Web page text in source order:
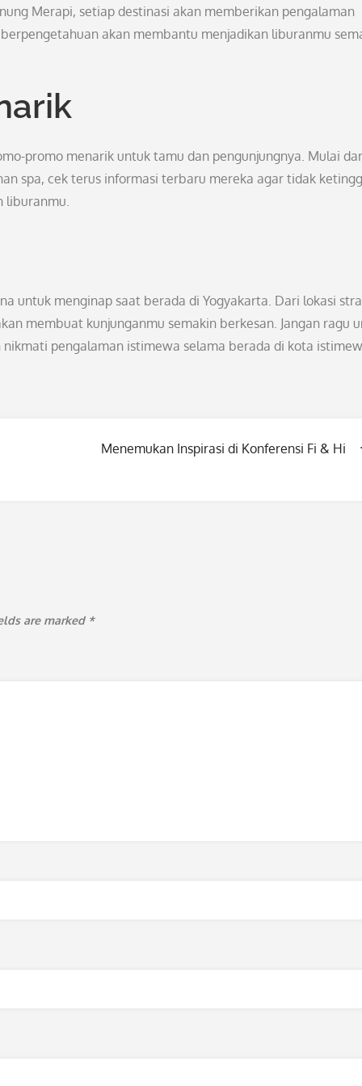
Merapi, setiap destinasi akan memberikan pengalaman
akan membantu menjadikan liburanmu
promo menarik untuk tamu dan pengunjungnya. Mulai
spa, cek terus informasi terbaru mereka agar tidak
liburanmu.
untuk menginap saat berada di Yogyakarta. Dari lokasi
membuat kunjunganmu semakin berkesan. Jangan ragu
pengalaman istimewa selama berada di kota
Menemukan Inspirasi di Konferensi Fi & Hi
are marked *